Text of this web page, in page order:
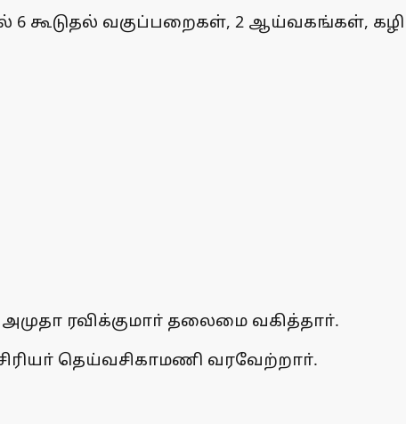
6 கூடுதல் வகுப்பறைகள், 2 ஆய்வகங்கள்,
ரவிக்குமாா் தலைமை வகித்தாா்.
தெய்வசிகாமணி வரவேற்றாா்.